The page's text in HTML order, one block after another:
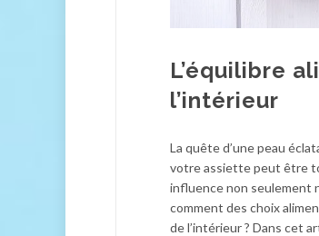
L’équilibre
l’intérieur
La quête d’une peau
votre assiette peut être
influence non seulement
comment des choix
de l’intérieur ? Dans cet